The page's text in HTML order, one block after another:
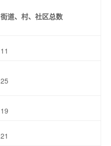
街道、村、社区总数
11
25
19
21